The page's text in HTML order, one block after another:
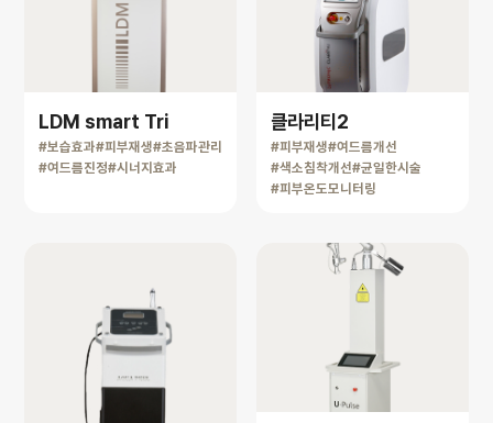
LDM smart Tri
#보습효과#피부재생#초음파관리
#여드름진정#시너지효과
클라리티2
#피부재생#여드름개선
#색소침착개선#균일한시술
#피부온도모니터링